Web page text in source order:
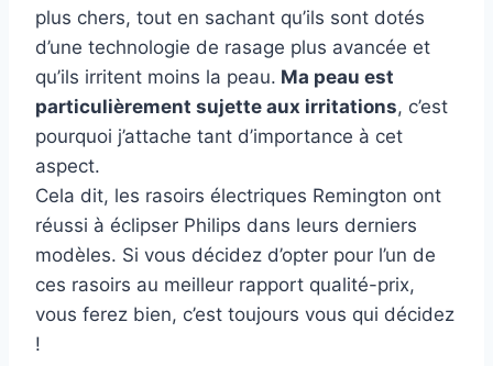
plus chers, tout en sachant qu’ils sont dotés
d’une technologie de rasage plus avancée et
qu’ils irritent moins la peau. Ma peau est
particulièrement sujette aux irritations, c’est
pourquoi j’attache tant d’importance à cet
aspect.
Cela dit, les rasoirs électriques Remington ont
réussi à éclipser Philips dans leurs derniers
modèles. Si vous décidez d’opter pour l’un de
ces rasoirs au meilleur rapport qualité-prix,
vous ferez bien, c’est toujours vous qui décidez
!